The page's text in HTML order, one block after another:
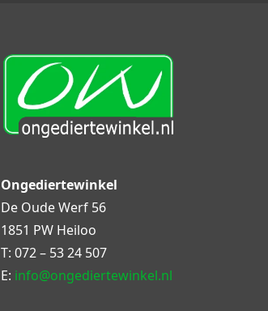
Ongediertewinkel
De Oude Werf 56
1851 PW Heiloo
T: 072 – 53 24 507
E: info@ongediertewinkel.nl